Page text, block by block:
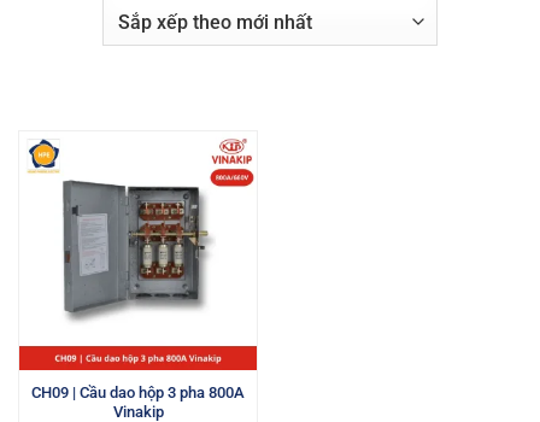
CH09 | Cầu dao hộp 3 pha 800A
Vinakip